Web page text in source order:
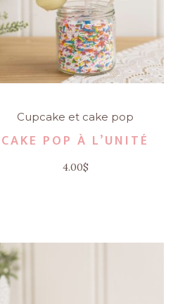
Cupcake et cake pop
CAKE POP À L’UNITÉ
4.00$